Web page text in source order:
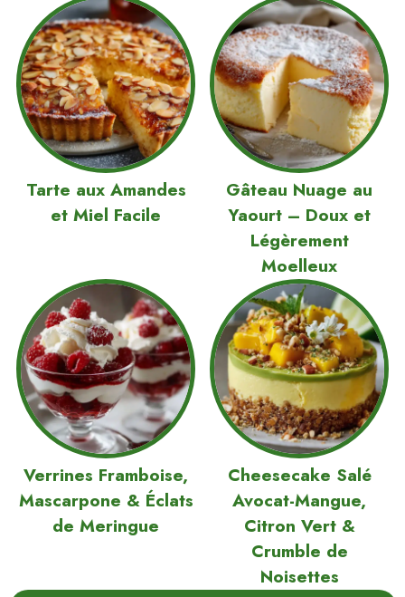
Tarte aux Amandes
et Miel Facile
Gâteau Nuage au
Yaourt – Doux et
Légèrement
Moelleux
Verrines Framboise,
Mascarpone & Éclats
de Meringue
Cheesecake Salé
Avocat-Mangue,
Citron Vert &
Crumble de
Noisettes